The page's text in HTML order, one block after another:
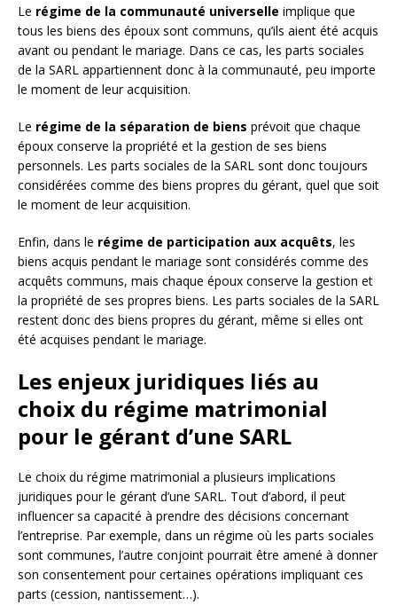
Le régime de la communauté universelle implique que
tous les biens des époux sont communs, qu’ils aient été acquis
avant ou pendant le mariage. Dans ce cas, les parts sociales
de la SARL appartiennent donc à la communauté, peu importe
le moment de leur acquisition.
Le régime de la séparation de biens prévoit que chaque
époux conserve la propriété et la gestion de ses biens
personnels. Les parts sociales de la SARL sont donc toujours
considérées comme des biens propres du gérant, quel que soit
le moment de leur acquisition.
Enfin, dans le régime de participation aux acquêts, les
biens acquis pendant le mariage sont considérés comme des
acquêts communs, mais chaque époux conserve la gestion et
la propriété de ses propres biens. Les parts sociales de la SARL
restent donc des biens propres du gérant, même si elles ont
été acquises pendant le mariage.
Les enjeux juridiques liés au
choix du régime matrimonial
pour le gérant d’une SARL
Le choix du régime matrimonial a plusieurs implications
juridiques pour le gérant d’une SARL. Tout d’abord, il peut
influencer sa capacité à prendre des décisions concernant
l’entreprise. Par exemple, dans un régime où les parts sociales
sont communes, l’autre conjoint pourrait être amené à donner
son consentement pour certaines opérations impliquant ces
parts (cession, nantissement…).